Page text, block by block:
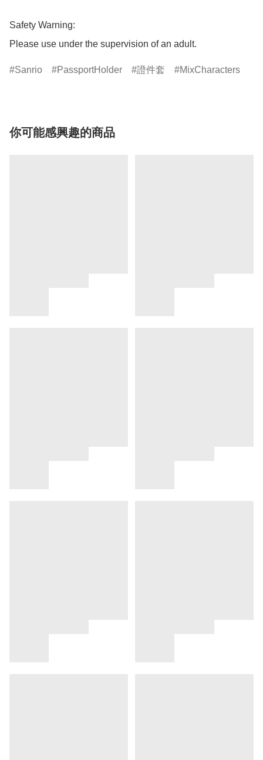
Safety Warning:
Please use under the supervision of an adult.
Sanrio PassportHolder 證件套 MixCharacters
你可能感興趣的商品